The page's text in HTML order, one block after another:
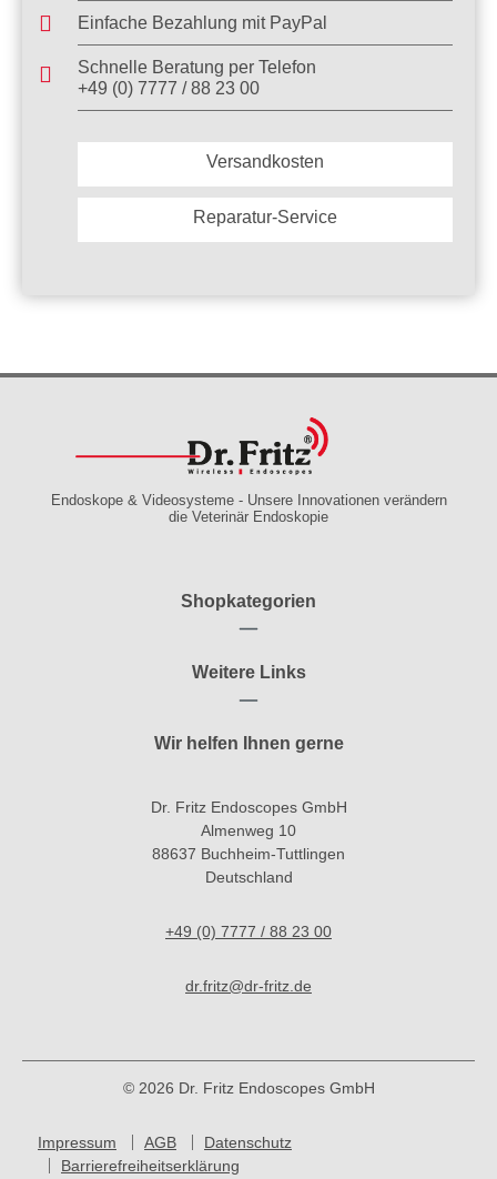
Einfache Bezahlung mit PayPal
Schnelle Beratung per Telefon
+49 (0) 7777 / 88 23 00
Versandkosten
Reparatur-Service
Endoskope & Videosysteme - Unsere Innovationen verändern
die Veterinär Endoskopie
Shopkategorien
Weitere Links
Wir helfen Ihnen gerne
Dr. Fritz Endoscopes GmbH
Almenweg 10
88637 Buchheim-Tuttlingen
Deutschland
+49 (0) 7777 / 88 23 00
dr.fritz@dr-fritz.de
© 2026 Dr. Fritz Endoscopes GmbH
Impressum AGB
Datenschutz
Barrierefreiheitserklärung